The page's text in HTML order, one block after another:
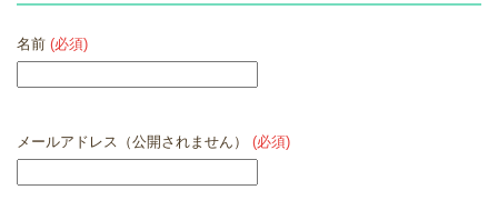
名前 (必須)
メールアドレス（公開されません） (必須)